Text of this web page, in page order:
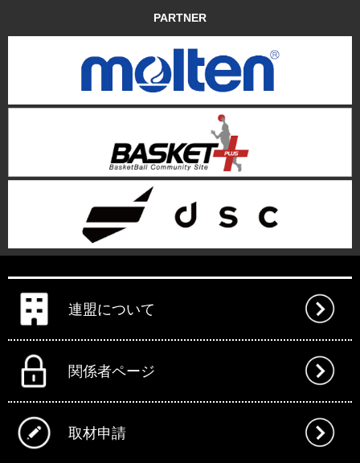
PARTNER
連盟について
関係者ページ
取材申請